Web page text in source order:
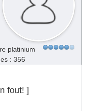
platinium
: 356
fout! ]